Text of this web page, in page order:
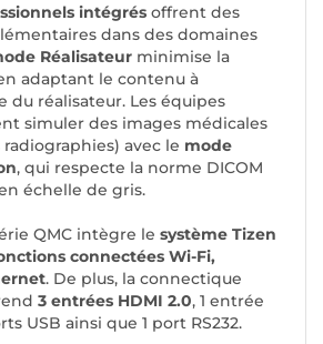
intégrés offrent des
dans des domaines
Réalisateur minimise la
adaptant le contenu à
du réalisateur. Les équipes
simuler des images médicales
avec le mode
, qui respecte la norme DICOM
échelle de gris.
QMC intègre le système Tizen
connectées Wi-Fi,
. De plus, la connectique
3 entrées HDMI 2.0, 1 entrée
USB ainsi que 1 port RS232.